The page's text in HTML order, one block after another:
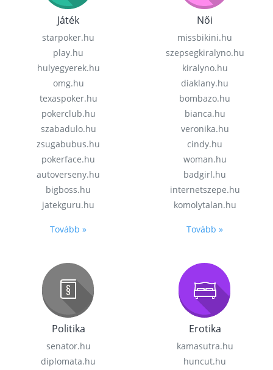
Játék
starpoker.hu
play.hu
hulyegyerek.hu
omg.hu
texaspoker.hu
pokerclub.hu
szabadulo.hu
zsugabubus.hu
pokerface.hu
autoverseny.hu
bigboss.hu
jatekguru.hu
Tovább »
Női
missbikini.hu
szepsegkiralyno.hu
kiralyno.hu
diaklany.hu
bombazo.hu
bianca.hu
veronika.hu
cindy.hu
woman.hu
badgirl.hu
internetszepe.hu
komolytalan.hu
Tovább »
Politika
senator.hu
diplomata.hu
Erotika
kamasutra.hu
huncut.hu